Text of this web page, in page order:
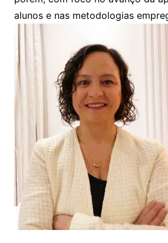
alunos e nas metodologias